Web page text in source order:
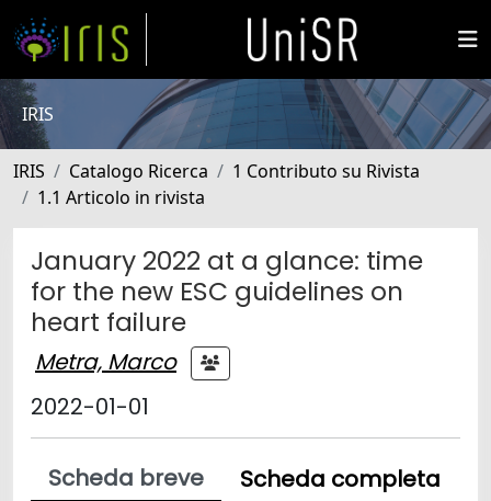
IRIS
IRIS Catalogo Ricerca
1 Contributo su Rivista
1.1 Articolo in rivista
January 2022 at a glance: time
for the new ESC guidelines on
heart failure
Metra, Marco
2022-01-01
Scheda breve
Scheda completa